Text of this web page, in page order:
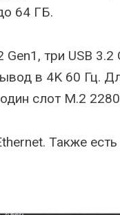
64 ГБ.
три USB 3.2
в 4K 60 Гц.
слот M.2
Также